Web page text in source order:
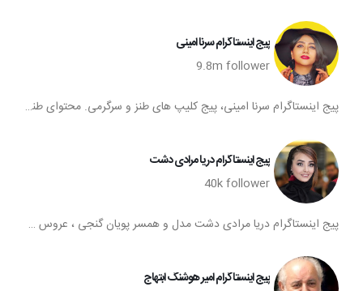
پیج اینستاگرام سرنا امینی
9.8m follower
پیج اینستاگرام سرنا امینی، پیج کلیپ های طنز و سرگرمی. محتوای طنز و کلیپ های سرگرم کننده
پیج اینستاگرام دریا مرادی دشت
40kfollower
پیج اینستاگرام دریا مرادی دشت مدل و همسر پویان گنجی ، عروس فاطمه گودرزی فالوور اینستاگرام دریا مرادی دشت اینستاگرام دریا مرادی دشت فالوورهای پیج اینستا دریا مرادی دشت تعداد فالوور های اکانت اینستاگرام دریا مرادی دشت
پیج اینستاگرام امیر هوشنگ ابتهاج